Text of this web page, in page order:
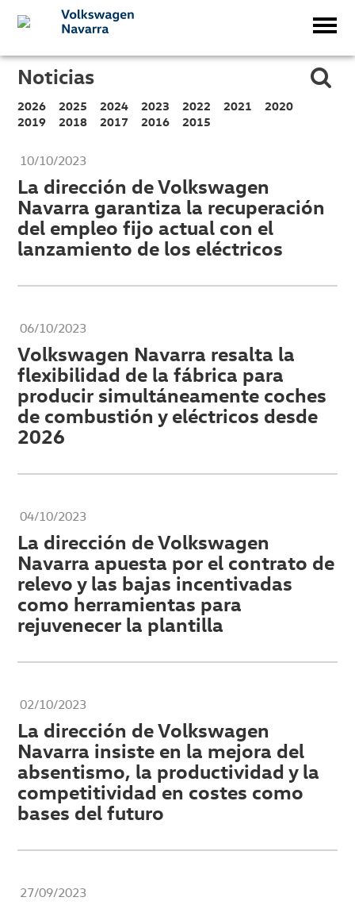
Noticias
2026 2025 2024 2023 2022 2021
2020
2019
2018 2017 2016 2015
10/10/2023
La dirección de Volkswagen
Navarra garantiza la recuperación
del empleo fijo actual con el
lanzamiento de los eléctricos
06/10/2023
Volkswagen Navarra resalta la
flexibilidad de la fábrica para
producir simultáneamente coches
de combustión y eléctricos desde
2026
04/10/2023
La dirección de Volkswagen
Navarra apuesta por el contrato de
relevo y las bajas incentivadas
como herramientas para
rejuvenecer la plantilla
02/10/2023
La dirección de Volkswagen
Navarra insiste en la mejora del
absentismo, la productividad y la
competitividad en costes como
bases del futuro
27/09/2023